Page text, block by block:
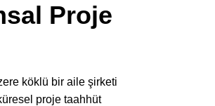
Proje
köklü bir aile şirketi
proje taahhüt